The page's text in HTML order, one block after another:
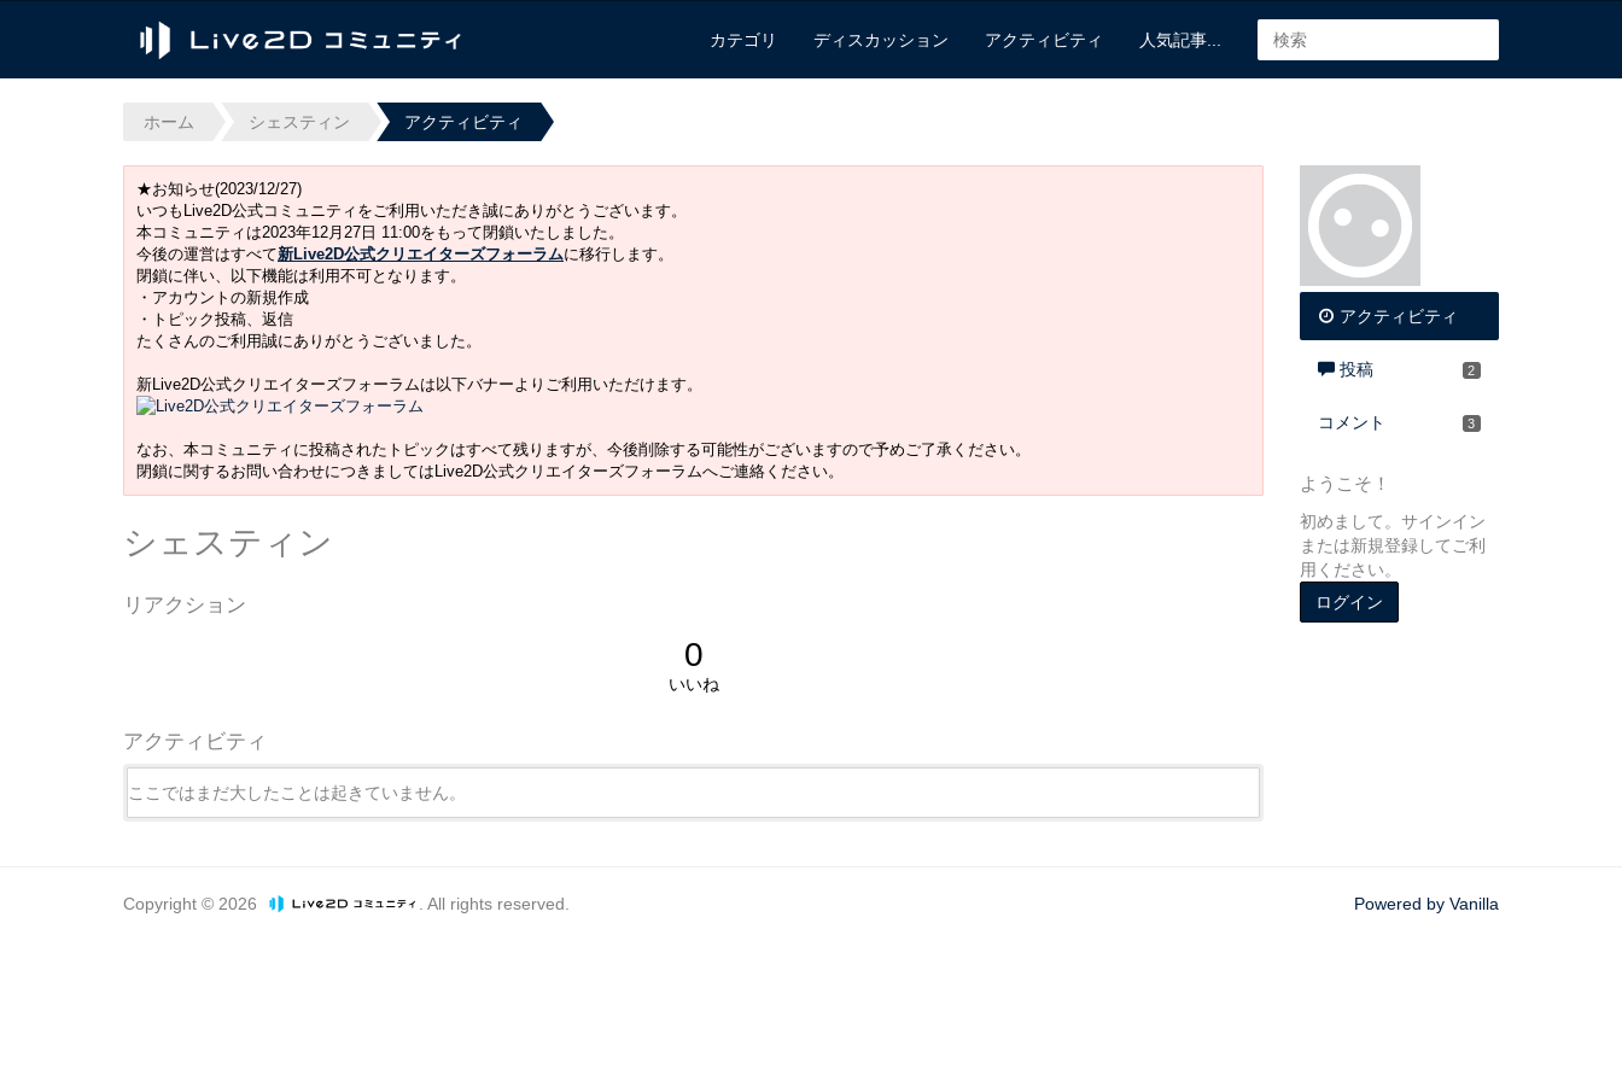
カテゴリ ディスカッション アクティビティ 人気記事...
ホーム シェスティン アクティビティ
★お知らせ(2023/12/27)
いつもLive2D公式コミュニティをご利用いただき誠にありがとうございます。
本コミュニティは2023年12月27日 11:00をもって閉鎖いたしました。
今後の運営はすべて新Live2D公式クリエイターズフォーラムに移行します。
閉鎖に伴い、以下機能は利用不可となります。
・アカウントの新規作成
・トピック投稿、返信
たくさんのご利用誠にありがとうございました。
新Live2D公式クリエイターズフォーラムは以下バナーよりご利用いただけます。
なお、本コミュニティに投稿されたトピックはすべて残りますが、今後削除する可能性がございますので予めご了承ください。
閉鎖に関するお問い合わせにつきましてはLive2D公式クリエイターズフォーラムへご連絡ください。
シェスティン
リアクション
0
いいね
アクティビティ
ここではまだ大したことは起きていません。
アクティビティ
投稿 2
コメント 3
ようこそ！
初めまして。サインイン
または新規登録してご利
用ください。
ログイン
Copyright © 2026 . All rights reserved. Powered by Vanilla